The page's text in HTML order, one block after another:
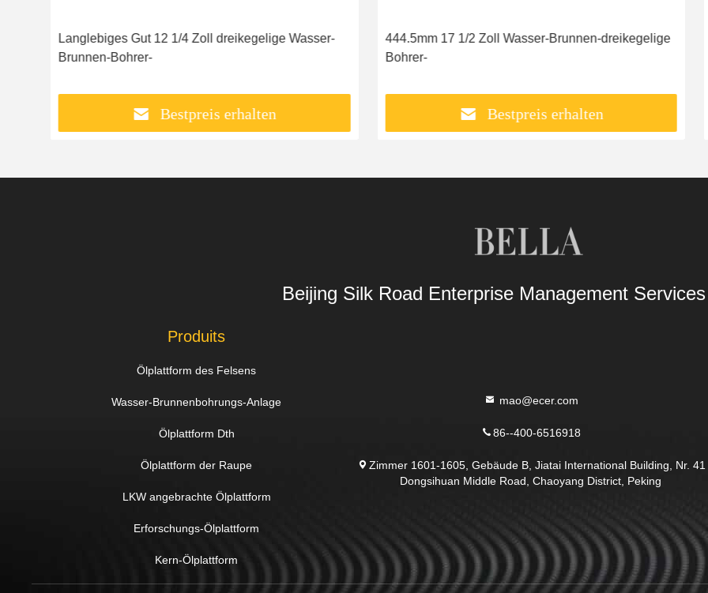
Langlebiges Gut 12 1/4 Zoll dreikegelige Wasser-
Brunnen-Bohrer-
Bestpreis erhalten
444.5mm 17 1/2 Zoll Wasser-Brunnen-dreikegelige
Bohrer-
Bestpreis erhalten
Beijing Silk Road Enterprise Management
Produits
Ölplattform des Felsens
Wasser-Brunnenbohrungs-Anlage
Ölplattform Dth
Ölplattform der Raupe
LKW angebrachte Ölplattform
Erforschungs-Ölplattform
Kern-Ölplattform
mao@ecer.com
86--400-6516918
Zimmer 1601-1605, Gebäude B, Jiatai International Building, Nr. 41
Dongsihuan Middle Road, Chaoyang District, Peking